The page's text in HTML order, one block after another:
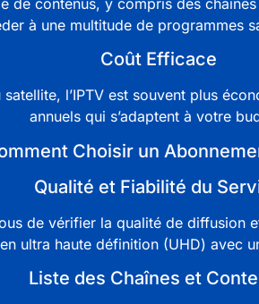
à une multitude de programmes
Coût Efficace
l’IPTV est souvent plus
annuels qui s’adaptent à votre
Choisir un
Qualité et Fiabilité du
de vérifier la qualité de diffusion
ultra haute définition (UHD) avec
Liste des Chaînes et